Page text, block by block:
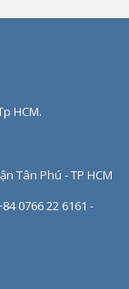
HCM.
Tân Phú - TP HCM
0766 22 6161 -